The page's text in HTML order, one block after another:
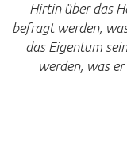
Hirtin über das
befragt werden,
das Eigentum
werden, was